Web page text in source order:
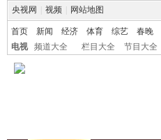
央视网 视频 网站地图
首页 新闻 经济 体育 综艺 春晚
电视
频道大全 栏目大全 节目大全